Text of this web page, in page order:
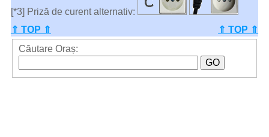
[*3] Priză de curent alternativ:
⇑ TOP ⇑
⇑ TOP ⇑
Căutare Oraș: